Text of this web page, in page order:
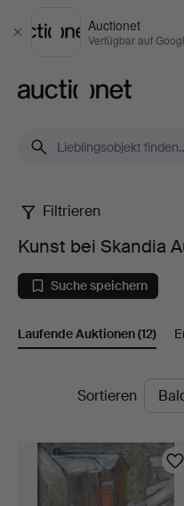
Schließen
Auctionet
Verfügbar auf
Kunst
bei
Skandia
Auktion
Filtrieren
Kunst bei Skandia
Suche speichern
Laufende Auktionen(12)
LaufendeSortieren